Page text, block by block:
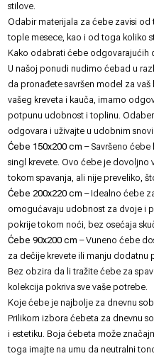
stilove.
Odabir materijala za ćebe zavisi
tople mesece, kao i od toga koliko
Kako odabrati ćebe odgovarajućih
U našoj ponudi nudimo ćebad u
da pronađete savršen model za
vašeg kreveta i kauča, imamo
potpunu udobnost i toplinu.
odgovara i uživajte u udobnim
Ćebe 150x200 cm – Savršeno
singl krevete. Ovo ćebe je
tokom spavanja, ali nije preveliko,
Ćebe 200x220 cm – Idealno ćebe
omogućavaju udobnost za dvoje i
pokrije tokom noći, bez osećaja
Ćebe 90x200 cm – Vuneno ćebe
za dečije krevete ili manju dodatnu
Bez obzira da li tražite ćebe za
kolekcija pokriva sve vaše potrebe.
Koje ćebe je najbolje za dnevnu
Prilikom izbora ćebeta za dnevnu
i estetiku. Boja ćebeta može
toga imajte na umu da neutralni